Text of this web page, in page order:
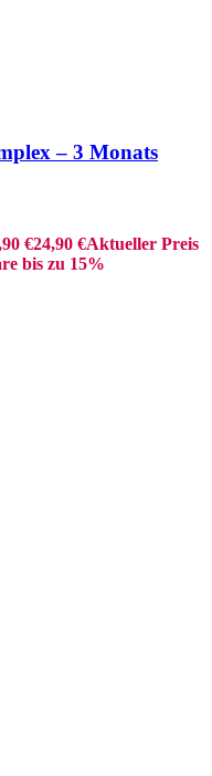
– 3 Monats
€24,90 €Aktueller Preis
bis zu 15%